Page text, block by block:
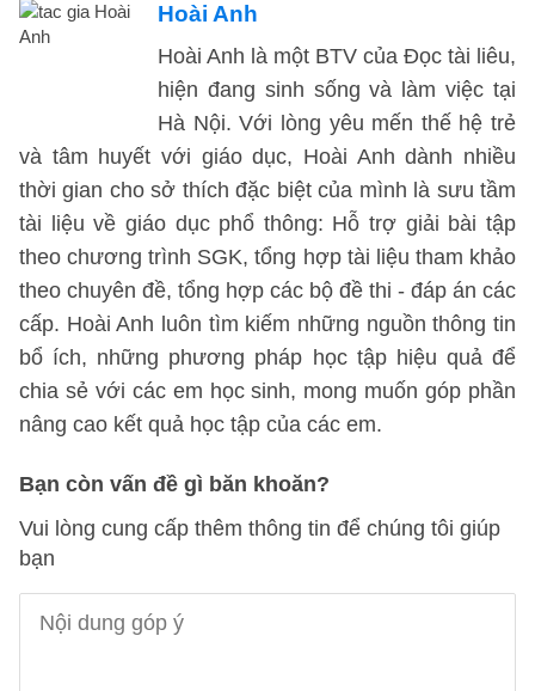
Hoài Anh
Hoài Anh là một BTV của Đọc tài liêu,
hiện đang sinh sống và làm việc tại
Hà Nội. Với lòng yêu mến thế hệ trẻ
và tâm huyết với giáo dục, Hoài Anh dành nhiều
thời gian cho sở thích đặc biệt của mình là sưu tầm
tài liệu về giáo dục phổ thông: Hỗ trợ giải bài tập
theo chương trình SGK, tổng hợp tài liệu tham khảo
theo chuyên đề, tổng hợp các bộ đề thi - đáp án các
cấp. Hoài Anh luôn tìm kiếm những nguồn thông tin
bổ ích, những phương pháp học tập hiệu quả để
chia sẻ với các em học sinh, mong muốn góp phần
nâng cao kết quả học tập của các em.
Bạn còn vấn đề gì băn khoăn?
Vui lòng cung cấp thêm thông tin để chúng tôi giúp
bạn